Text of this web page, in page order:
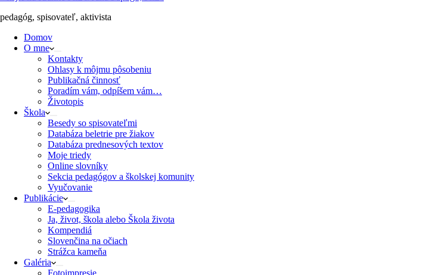
pedagóg, spisovateľ, aktivista
Domov
O mne
Kontakty
Ohlasy k môjmu pôsobeniu
Publikačná činnosť
Poradím vám, odpíšem vám…
Životopis
Škola
Besedy so spisovateľmi
Databáza beletrie pre žiakov
Databáza prednesových textov
Moje triedy
Online slovníky
Sekcia pedagógov a školskej komunity
Vyučovanie
Publikácie
E-pedagogika
Ja, život, škola alebo Škola života
Kompendiá
Slovenčina na očiach
Strážca kameňa
Galéria
Fotoimpresie